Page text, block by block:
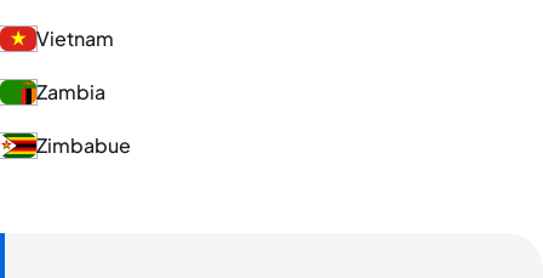
Vietnam
Zambia
Zimbabue